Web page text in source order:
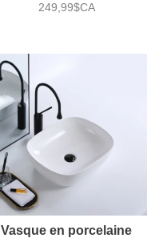
249,99$CA
Vasque en porcelaine